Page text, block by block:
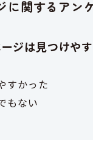
に関するアン